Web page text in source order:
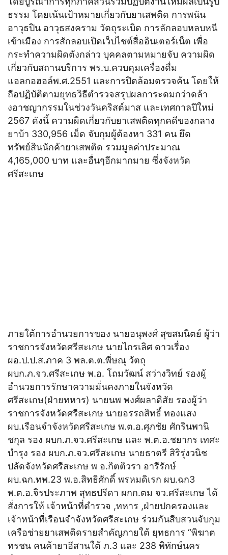
ธรรม โดยเน้นเป้าหมายเกี่ยวกับยาเสพติด การพนัน
อาวุธปิน อาวุธสงคราม วัตถุระเบิด การลักลอบหลบหนี
เข้าเมือง การสักลอบเปิดเว็ปไชต์สื่ออินเตอร์เน็ต เพื่อ
กระทำความผิดตังกล่าว บุคคลตามหมายจับ ความผิด
เกี่ยวกับสถานบริการ พร.บ.ควบคุมเครื่องดื่ม
แอลกอฮอล์พ.ศ.2551 และการปิตล้อมตรวจค้น โดยให้
ถือปฏิบัติตามยุทธวิธีตำรวจสรุปผลการะดมกว่าดล้า
งอาชญากรรมในช่วงวันคริสต์มาส และเทศกาลปีใหม่
2567 ดังนี้ ความผิดเกี่ยวกับยาเสพติดทุกคดีของกลาง
ยาบ้า 330,956 เม็ด จับกุมผู้ต้องหา 331 คน ยึด
ทรัพย์สินนักค้ายาเสพติด รวมมูลค่าประมาณ
4,165,000 บาท และอื่นๆอีกมากมาย ซึ่งจังหวัด
ศรีสะเกษ
ภายใต้การอำนวยการของ นายอนุพงศ์ สุขสมนิตย์ ผู้ว่า
ราชการจังหวัดศรีสะเกษ นายไกรเลิศ ดาวเรื่อง
ผอ.ป.ป.ส.ภาค 3 พล.ต.ต.พี่ษณุ วัตถุ
ผบก.ภ.จว.ศรีสะเกษ พ.อ. โถมวัฒน์ สว่างวิทย์ รองผู้
อำนวยการรักษาความมั่นคงภายในจังหวัด
ศรีสะเกษ(ฝ่ายทหาร) นายนพ พงศ์ผลาดิสัย รองผู้ว่า
ราชการจังหวัดศรีสะเกษ นายอรรถสิทธิ์ ทองแสง
ผบ.เรือนจำจังหวัดศรีสะเกษ พ.ต.อ.ศุภชัย ศักรินพานิ
ชกุล รอง ผบก.ภ.จว.ศรีสะเกษ และ พ.ต.อ.ชยากร เทศะ
บำรุง รอง ผบก.ภ.จว.ศรีสะเกษ นายธาตรี สิริรุ่งวนิช
ปลัดจังหวัดศรีสะเกษ พ อ.กิตติวรา อารีรักษ์
ผบ.ฉก.ทพ.23 พ.อ.สิทธิศักดิ์ พรหมดิเรก ผบ.ฉก3
พ.ต.อ.จิรประภาพ สุทธปรีดา ผกก.ตม จว.ศรีสะเกษ ได้
สั่งการให้ เจ้าหน้าที่ตำรวจ ,ทหาร ,ฝ่ายปกครองและ
เจ้าหน้าที่เรือนจำจังหวัดศรีสะเกษ ร่วมกันสืบสวนจับกุม
เครือช่ายยาเสพติดรายสำคัญภายใต้ ยุทธการ “พิฆาต
ทรชน คนค้ายาอีสานใต้ ภ.3 และ 238 พิทักษ์นคร